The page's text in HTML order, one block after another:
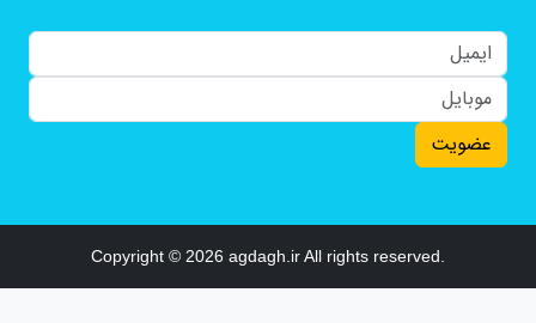
عضویت
Copyright © 2026 agdagh.ir All rights reserved.